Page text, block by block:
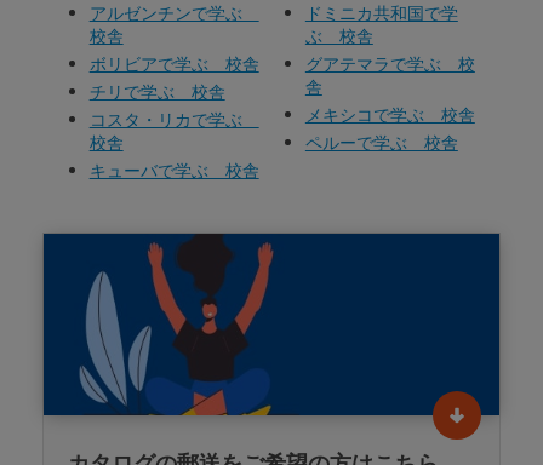
アルゼンチンで学ぶ
校舎
ボリビアで学ぶ 校舎
チリで学ぶ 校舎
コスタ・リカで学ぶ
校舎
キューバで学ぶ 校舎
ドミニカ共和国で学
ぶ 校舎
グアテマラで学ぶ 校
舎
メキシコで学ぶ 校舎
ペルーで学ぶ 校舎